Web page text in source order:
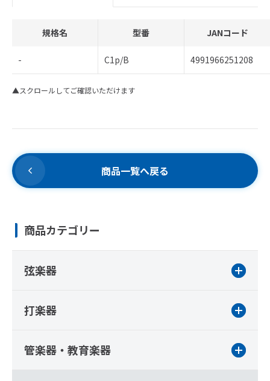
規格名 型番 JANコード
- C1p/B 4991966251208
▲スクロールしてご確認いただけます
商品一覧へ戻る
商品カテゴリー
弦楽器
打楽器
管楽器・教育楽器